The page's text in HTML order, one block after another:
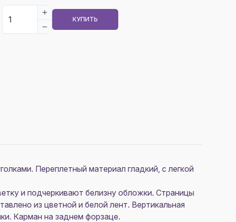
КУПИТЬ
Переплетный материал гладкий, с легкой
и подчеркивают белизну обложки. Страницы
из цветной и белой лент. Вертикальная
Карман на заднем форзаце.